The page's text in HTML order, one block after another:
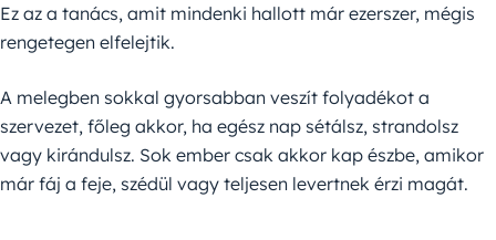
Ez az a tanács, amit mindenki hallott már ezerszer, mégis
rengetegen elfelejtik.
A melegben sokkal gyorsabban veszít folyadékot a
szervezet, főleg akkor, ha egész nap sétálsz, strandolsz
vagy kirándulsz. Sok ember csak akkor kap észbe, amikor
már fáj a feje, szédül vagy teljesen levertnek érzi magát.